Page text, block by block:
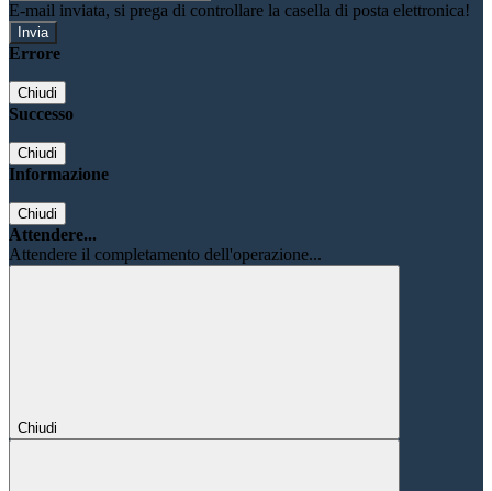
E-mail inviata, si prega di controllare la casella di posta elettronica!
Errore
Chiudi
Successo
Chiudi
Informazione
Chiudi
Attendere...
Attendere il completamento dell'operazione...
Chiudi